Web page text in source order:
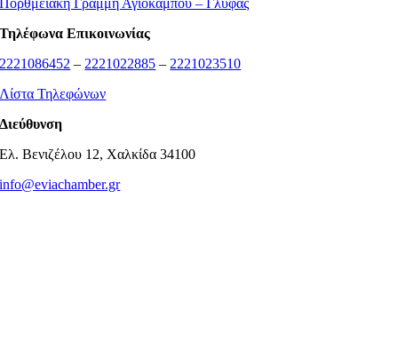
Πορθμειακή Γραμμή Αγιόκαμπου – Γλύφας
Τηλέφωνα Επικοινωνίας
2221086452 – 2221022885 – 2221023510
Λίστα Τηλεφώνων
Διεύθυνση
Ελ. Βενιζέλου 12, Χαλκίδα 34100
info@eviachamber.gr